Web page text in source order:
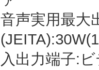
音声実用最大
入出力端子: